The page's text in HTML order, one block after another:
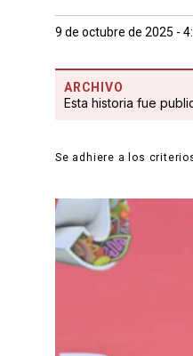
9 de octubre de 2025 -
ARCHIVO
Esta historia fue
Se adhiere a los